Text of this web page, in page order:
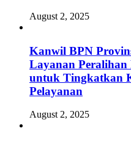
August 2, 2025
Kanwil BPN
Layanan
untuk Tingkatkan
Pelayanan
August 2, 2025